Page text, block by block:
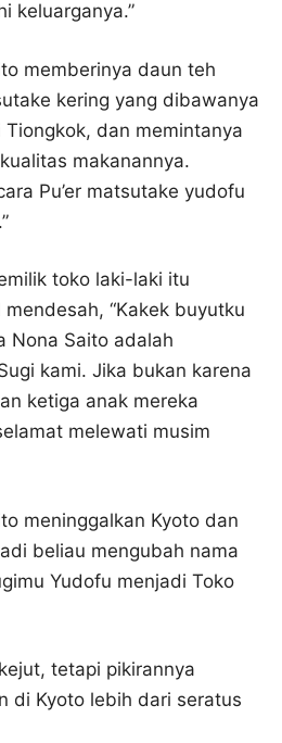
keluarganya.”
memberinya daun teh
kering yang dibawanya
dan memintanya
makanannya.
Pu’er matsutake yudofu
toko laki-laki itu
“Kakek buyutku
Nona Saito adalah
kami. Jika bukan karena
ketiga anak mereka
melewati musim
meninggalkan Kyoto dan
beliau mengubah nama
Yudofu menjadi Toko
tetapi pikirannya
di Kyoto lebih dari seratus